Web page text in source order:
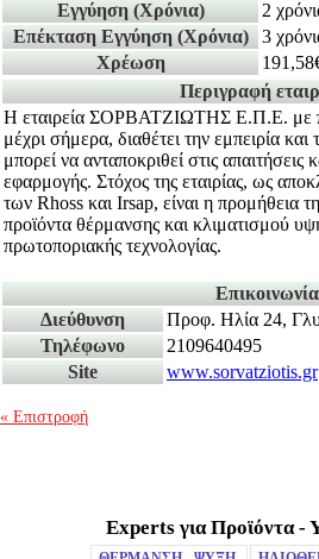
Εγγύηση (Χρόνια)
2
Επέκταση Εγγύηση (Χρόνια)
3
Χρέωση
Περιγραφή
Η εταιρεία ΣΟΡΒΑΤΖΙΩΤΗΣ Ε.Π.Ε. με
μέχρι σήμερα, διαθέτει την εμπειρία
μπορεί να ανταποκριθεί στις απαιτήσεις
εφαρμογής. Στόχος της εταιρίας, ως
των Rhoss και Irsap, είναι η προμήθεια
προϊόντα θέρμανσης και κλιματισμού
πρωτοποριακής τεχνολογίας.
Επικοινωνία
Διεύθυνση
Προφ. Ηλία 24,
Τηλέφωνο
2109640495
Site
www.sorvatziotis.gr
« Επιστροφή
MuteExperts για Προϊόντα -